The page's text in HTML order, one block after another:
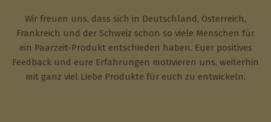
Wir freuen uns, dass sich in Deutschland, Österreich,
Frankreich und der Schweiz schon so viele Menschen für
ein Paarzeit-Produkt entschieden haben. Euer positives
Feedback und eure Erfahrungen motivieren uns, weiterhin
mit ganz viel Liebe Produkte für euch zu entwickeln.